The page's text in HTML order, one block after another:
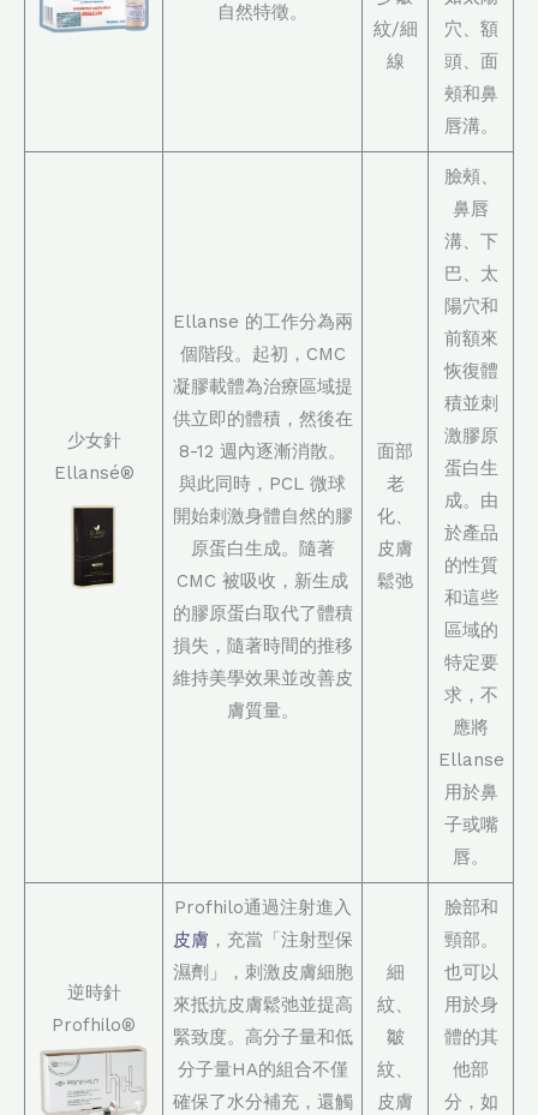
自然特徵。
紋/細
線
穴、額
頭、面
頰和鼻
唇溝。
少女針
Ellansé®
Ellanse 的工作分為兩
個階段。起初，CMC
凝膠載體為治療區域提
供立即的體積，然後在
8-12 週內逐漸消散。
與此同時，PCL 微球
開始刺激身體自然的膠
原蛋白生成。隨著
CMC 被吸收，新生成
的膠原蛋白取代了體積
損失，隨著時間的推移
維持美學效果並改善皮
膚質量。
面部
老
化、
皮膚
鬆弛
臉頰、
鼻唇
溝、下
巴、太
陽穴和
前額來
恢復體
積並刺
激膠原
蛋白生
成。由
於產品
的性質
和這些
區域的
特定要
求，不
應將
Ellanse
用於鼻
子或嘴
唇。
逆時針
Profhilo®
Profhilo通過注射進入
皮膚 ，充當「注射型保
濕劑」，刺激皮膚細胞
來抵抗皮膚鬆弛並提高
緊致度。高分子量和低
分子量HA的組合不僅
確保了水分補充，還觸
細
紋、
皺
紋、
皮膚
臉部和
頸部。
也可以
用於身
體的其
他部
分，如